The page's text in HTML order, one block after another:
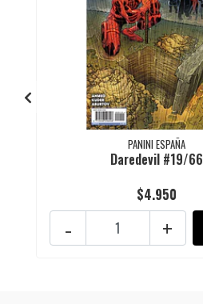
PANINI ESPAÑA
Daredevil #19/66
$4.950
+
-